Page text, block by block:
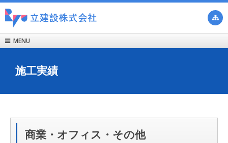

 MENU
施工実績
商業・オフィス・その他